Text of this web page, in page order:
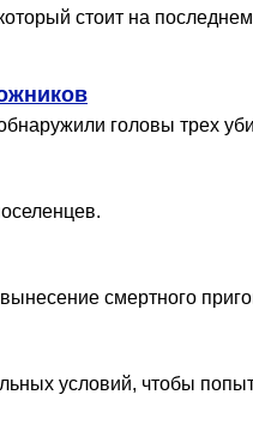
стоит на последнем
головы трех
смертного
условий, чтобы